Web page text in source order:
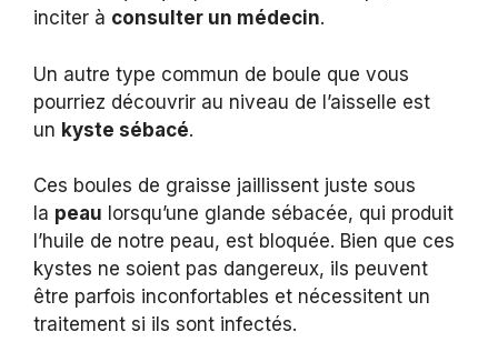
inciter à consulter un médecin.
Un autre type commun de boule que vous
pourriez découvrir au niveau de l’aisselle est
un kyste sébacé.
Ces boules de graisse jaillissent juste sous
la peau lorsqu’une glande sébacée, qui produit
l’huile de notre peau, est bloquée. Bien que ces
kystes ne soient pas dangereux, ils peuvent
être parfois inconfortables et nécessitent un
traitement si ils sont infectés.